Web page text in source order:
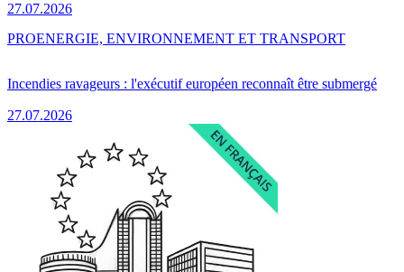
27.07.2026
Incendies ravageurs : l'exécutif européen reconnaît être submergé
27.07.2026
PROENERGIE, ENVIRONNEMENT ET TRANSPORT